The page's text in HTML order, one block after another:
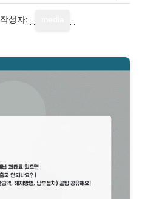
작성자: